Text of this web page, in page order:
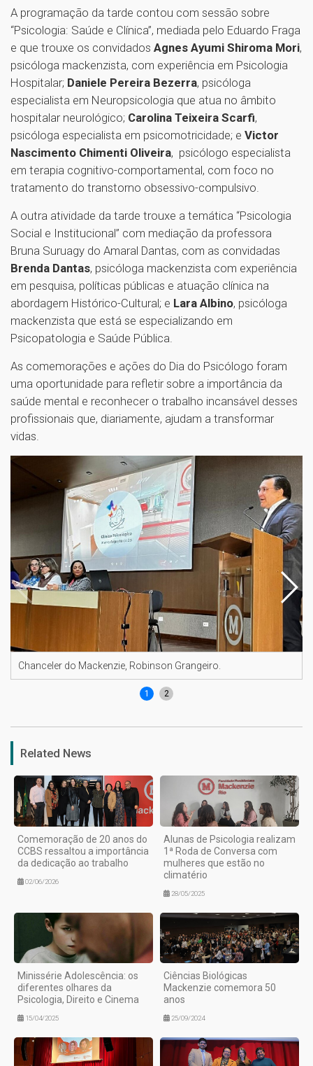
A programação da tarde contou com sessão sobre
“Psicologia: Saúde e Clínica”, mediada pelo Eduardo Fraga
e que trouxe os convidados Agnes Ayumi Shiroma Mori,
psicóloga mackenzista, com experiência em Psicologia
Hospitalar; Daniele Pereira Bezerra, psicóloga
especialista em Neuropsicologia que atua no âmbito
hospitalar neurológico; Carolina Teixeira Scarfi,
psicóloga especialista em psicomotricidade; e Victor
Nascimento Chimenti Oliveira, psicólogo especialista
em terapia cognitivo-comportamental, com foco no
tratamento do transtorno obsessivo-compulsivo.
A outra atividade da tarde trouxe a temática “Psicologia
Social e Institucional” com mediação da professora
Bruna Suruagy do Amaral Dantas, com as convidadas
Brenda Dantas, psicóloga mackenzista com experiência
em pesquisa, políticas públicas e atuação clínica na
abordagem Histórico-Cultural; e Lara Albino, psicóloga
mackenzista que está se especializando em
Psicopatologia e Saúde Pública.
As comemorações e ações do Dia do Psicólogo foram
uma oportunidade para refletir sobre a importância da
saúde mental e reconhecer o trabalho incansável desses
profissionais que, diariamente, ajudam a transformar
vidas.
Chanceler do Mackenzie, Robinson Grangeiro.
1 2
Related News
Comemoração de 20 anos do
CCBS ressaltou a importância
da dedicação ao trabalho
02/06/2026
Alunas de Psicologia realizam
1ª Roda de Conversa com
mulheres que estão no
climatério
28/05/2025
Minissérie Adolescência: os
diferentes olhares da
Psicologia, Direito e Cinema
15/04/2025
Ciências Biológicas
Mackenzie comemora 50
anos
25/09/2024